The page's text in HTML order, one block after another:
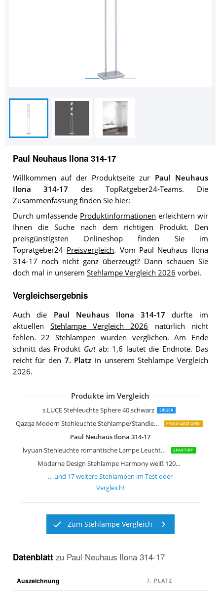
Paul Neuhaus Ilona 314-17
Willkommen auf der Produktseite zur Paul Neuhaus
Ilona 314-17 des TopRatgeber24-Teams. Die
Zusammenfassung finden Sie hier:
Durch umfassende Produktinformationen erleichtern wir
Ihnen die Suche nach dem richtigen Produkt. Den
preisgünstigsten Onlineshop finden Sie im
Topratgeber24 Preisvergleich. Vom Paul Neuhaus Ilona
314-17 noch nicht ganz überzeugt? Dann schauen Sie
doch mal in unserem Stehlampe Vergleich 2026 vorbei.
Vergleichsergebnis
Auch die Paul Neuhaus Ilona 314-17 durfte im
aktuellen Stehlampe Vergleich 2026 natürlich nicht
fehlen. 22 Stehlampen wurden verglichen. Am Ende
schnitt das Produkt Gutab: 1,6 lautet die Endnote. Das
reicht für den 7. Platz in unserem Stehlampe Vergleich
2026.
Produkte im Vergleich
s.LUCE Stehleuchte Sphere 40 schwarz SIEGER
Qazqa Modern Stehleuchte Stehlampe/Standleuchte/Lampe/Leuchte Tripe PREIS-LEISTUNG
Paul Neuhaus Ilona 314-17
lvyuan Stehleuchte romantische Lampe Leuchte Licht Stehlampe
SPARTIPP
Moderne Design Stehlampe Harmony weiß 120cm Stehleuchte
Qazqa Industrie Industrial
Arnusa Oasis Lights Design
Wofi LED Leuchte Lampe Vega
LEONC Kreative Stehleuchte LOUNGE
… und 17weitereStehlampen im Test oder
Vergleich!
Zum Stehlampe Vergleich
Datenblatt zu Paul Neuhaus Ilona 314-17
Auszeichnung